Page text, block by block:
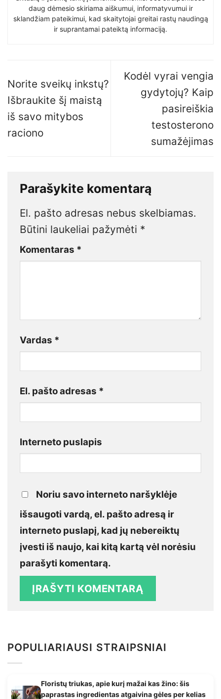
daug dėmesio skiriama aiškumui, informatyvumui ir
sklandžiam pateikimui, kad skaitytojai greitai rastų naudingą
ir suprantamai pateiktą informaciją.
Norite sveikų inkstų?
Išbraukite šį maistą
iš savo mitybos
raciono
Kodėl vyrai vengia
gydytojų? Kaip
pasireiškia
testosterono
sumažėjimas
Parašykite komentarą
El. pašto adresas nebus skelbiamas.
Būtini laukeliai pažymėti *
Komentaras *
Vardas *
El. pašto adresas *
Interneto puslapis
Noriu savo interneto naršyklėje
išsaugoti vardą, el. pašto adresą ir
interneto puslapį, kad jų nebereiktų
įvesti iš naujo, kai kitą kartą vėl norėsiu
parašyti komentarą.
POPULIARIAUSI STRAIPSNIAI
Floristų triukas, apie kurį mažai kas žino: šis
paprastas ingredientas atgaivina gėles per kelias